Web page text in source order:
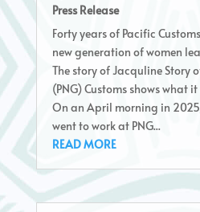
Press Release
Forty years of Pacific
new generation of women
The story of Jacquline Story
(PNG) Customs shows what
On an April morning in
went to work at PNG...
READ MORE